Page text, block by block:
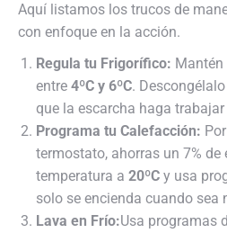
Aquí listamos los trucos de
con enfoque en la acción.
Regula tu Frigorífico: Mantén
entre 4ºC y 6ºC.
que la escarcha haga
Programa tu Calefacción:
termostato, ahorras un 7% de
temperatura a 20ºC y usa
solo se encienda cuando sea
Lava en Frío:Usa programas